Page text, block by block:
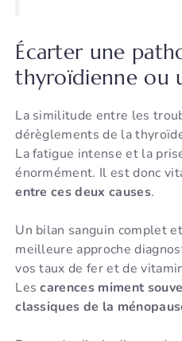
Écarter une
thyroïdienne ou
La similitude entre les
dérèglements de la
La fatigue intense et la
énormément. Il est donc
entre ces deux causes.
Un bilan sanguin complet
meilleure approche
vos taux de fer et de
Lescarences miment
classiques de la